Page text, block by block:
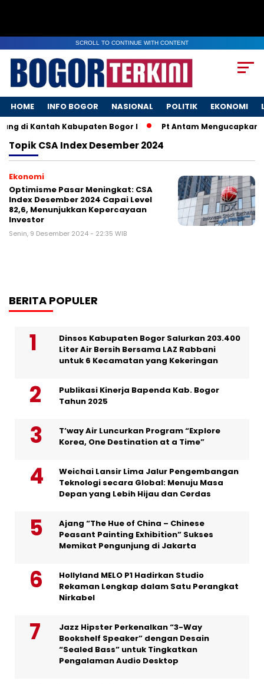
SCROLL TO CONTINUE WITH CONTENT
HOME INFO BOGOR NASIONAL POLITIK EKONOMI
di Kantah Kabupaten Bogor I Pt Antam Mengucapkan
TopikCSA Index Desember 2024
Ekonomi
Optimisme Pasar Meningkat: CSA
Index Desember 2024 Capai Level
82,6, Menunjukkan Kepercayaan
Investor
Senin, 9 Desember 2024 - 22:35 WIB
BERITA POPULER
Dinsos Kabupaten Bogor Salurkan 203.400
Liter Air Bersih Bersama LAZ Rabbani
untuk 6 Kecamatan yang Kekeringan
Publikasi Kinerja Bapenda Kab. Bogor
Tahun 2025
T’way Air Luncurkan Program “Explore
Korea, One Destination at a Time”
Weichai Lansir Lima Jalur Pengembangan
Teknologi secara Global: Menuju Masa
Depan yang Lebih Hijau dan Cerdas
Ajang “The Hue of China – Chinese
Peasant Painting Exhibition” Sukses
Memikat Pengunjung di Jakarta
Hollyland MELO P1 Hadirkan Studio
Rekaman Lengkap dalam Satu Perangkat
Nirkabel
Jazz Hipster Perkenalkan “3-Way
Bookshelf Speaker” dengan Desain
“Sealed Bass” untuk Tingkatkan
Pengalaman Audio Desktop